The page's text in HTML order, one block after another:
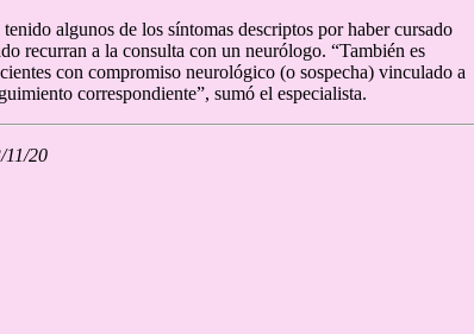
algunos de los síntomas descriptos por haber cursado
recurran a la consulta con un neurólogo. “También es
con compromiso neurológico (o sospecha) vinculado a
correspondiente”, sumó el especialista.
11/20